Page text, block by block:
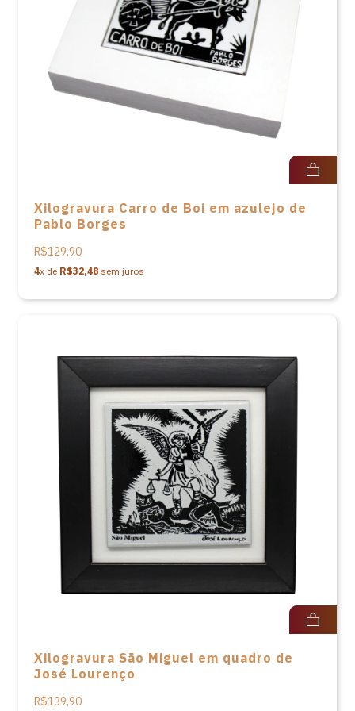
Xilogravura Carro de Boi em azulejo de
Pablo Borges
R$129,90
4x de R$32,48 sem juros
Xilogravura São Miguel em quadro de
José Lourenço
R$139,90